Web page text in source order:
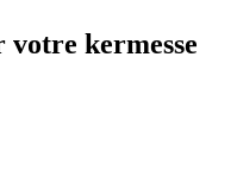
votre kermesse